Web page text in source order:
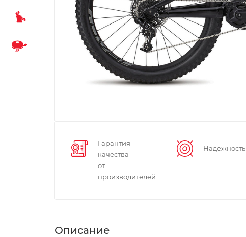
Гарантия
качества
от
производителей
Надежность
Описание